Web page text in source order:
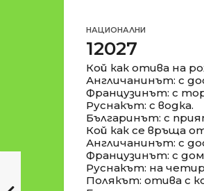
НАЦИОНАЛНИ
12027
Кой как отива на
Англичанинът: с
Французинът: с
Руснакът: с водка.
Българинът: с
Кой как се връща
Англичанинът: с
Французинът: с
Руснакът: на
Полякът: отива с